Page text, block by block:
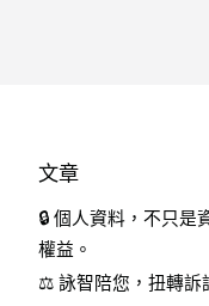
文章
🔒 個人資料，不只是
權益。
⚖️ 詠智陪您，扭轉訴